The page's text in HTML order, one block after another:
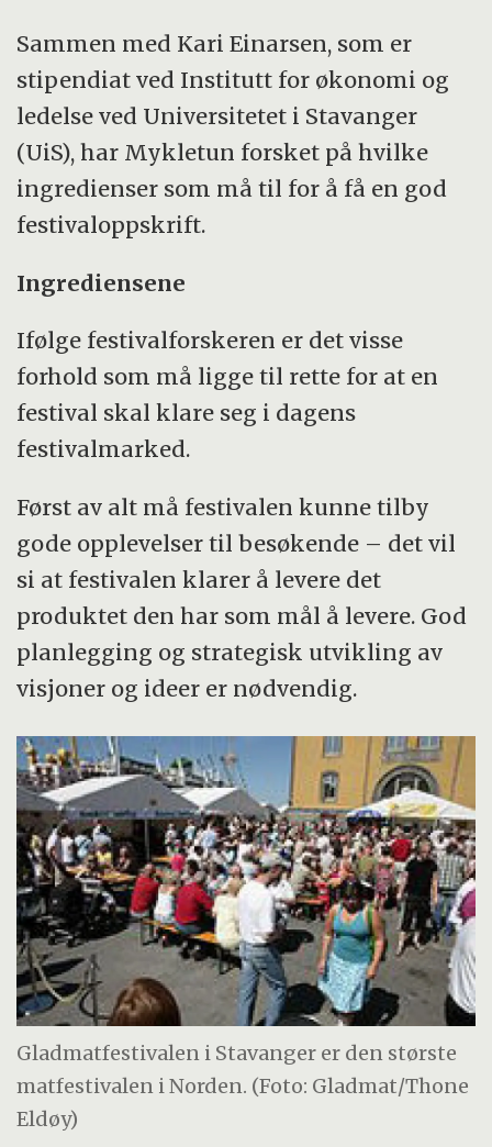
Sammen med Kari Einarsen, som er
stipendiat ved Institutt for økonomi og
ledelse ved Universitetet i Stavanger
(UiS), har Mykletun forsket på hvilke
ingredienser som må til for å få en god
festivaloppskrift.
Ingrediensene
Ifølge festivalforskeren er det visse
forhold som må ligge til rette for at en
festival skal klare seg i dagens
festivalmarked.
Først av alt må festivalen kunne tilby
gode opplevelser til besøkende – det vil
si at festivalen klarer å levere det
produktet den har som mål å levere. God
planlegging og strategisk utvikling av
visjoner og ideer er nødvendig.
Gladmatfestivalen i Stavanger er den største
matfestivalen i Norden. (Foto: Gladmat/Thone
Eldøy)